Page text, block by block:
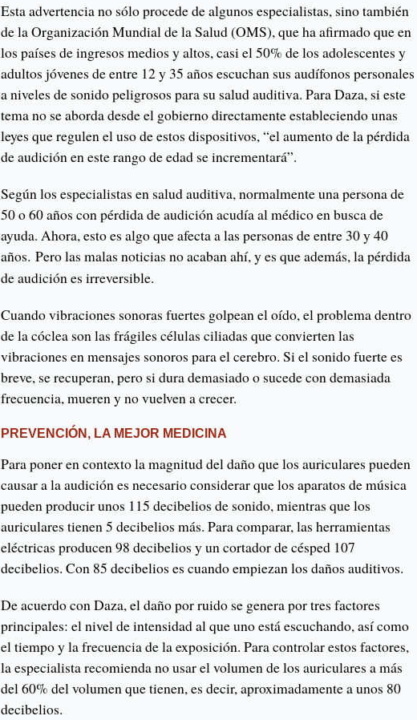
Esta advertencia no sólo procede de algunos especialistas, sino también
de la Organización Mundial de la Salud (OMS), que ha afirmado que en
los países de ingresos medios y altos, casi el 50% de los adolescentes y
adultos jóvenes de entre 12 y 35 años escuchan sus audífonos personales
a niveles de sonido peligrosos para su salud auditiva. Para Daza, si este
tema no se aborda desde el gobierno directamente estableciendo unas
leyes que regulen el uso de estos dispositivos, “el aumento de la pérdida
de audición en este rango de edad se incrementará”.
Según los especialistas en salud auditiva, normalmente una persona de
50 o 60 años con pérdida de audición acudía al médico en busca de
ayuda. Ahora, esto es algo que afecta a las personas de entre 30 y 40
años. Pero las malas noticias no acaban ahí, y es que además, la pérdida
de audición es irreversible.
Cuando vibraciones sonoras fuertes golpean el oído, el problema dentro
de la cóclea son las frágiles células ciliadas que convierten las
vibraciones en mensajes sonoros para el cerebro. Si el sonido fuerte es
breve, se recuperan, pero si dura demasiado o sucede con demasiada
frecuencia, mueren y no vuelven a crecer.
PREVENCIÓN, LA MEJOR MEDICINA
Para poner en contexto la magnitud del daño que los auriculares pueden
causar a la audición es necesario considerar que los aparatos de música
pueden producir unos 115 decibelios de sonido, mientras que los
auriculares tienen 5 decibelios más. Para comparar, las herramientas
eléctricas producen 98 decibelios y un cortador de césped 107
decibelios. Con 85 decibelios es cuando empiezan los daños auditivos.
De acuerdo con Daza, el daño por ruido se genera por tres factores
principales: el nivel de intensidad al que uno está escuchando, así como
el tiempo y la frecuencia de la exposición. Para controlar estos factores,
la especialista recomienda no usar el volumen de los auriculares a más
del 60% del volumen que tienen, es decir, aproximadamente a unos 80
decibelios.